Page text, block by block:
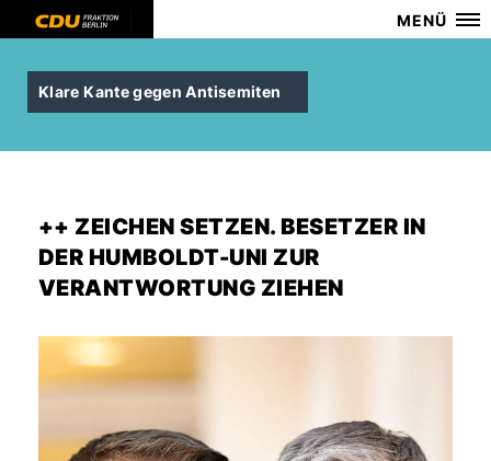
MENÜ
Klare Kante gegen Antisemiten
++ ZEICHEN SETZEN. BESETZER IN
DER HUMBOLDT-UNI ZUR
VERANTWORTUNG ZIEHEN